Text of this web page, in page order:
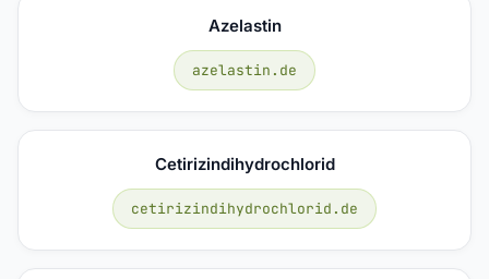
Azelastin
azelastin.de
Cetirizindihydrochlorid
cetirizindihydrochlorid.de